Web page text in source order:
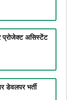
प्रोजेक्ट असिस्टेंट
डेवलपर भर्ती